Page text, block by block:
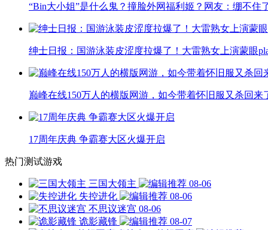
“Bin大小姐”是什么鬼？撞脸外网福利姬？网友：绷不住
绅士日报：国游泳装皮涩度拉爆了！大雷熟女上演蒙眼
巅峰在线150万人的横版网游，如今带着怀旧服又杀回来
17周年庆典 争霸赛大区火爆开启
热门测试游戏
三国大领主
08-06
失控进化
08-06
不思议迷宫 08-06
诡影藏锋
08-07